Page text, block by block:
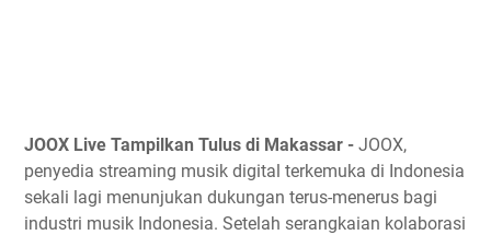
JOOX Live Tampilkan Tulus di Makassar - JOOX,
penyedia streaming musik digital terkemuka di Indonesia
sekali lagi menunjukan dukungan terus-menerus bagi
industri musik Indonesia. Setelah serangkaian kolaborasi